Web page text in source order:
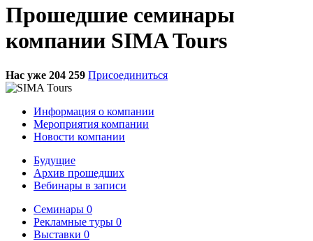
Прошедшие семинары
компании SIMA Tours
Нас уже 204 259 Присоединиться
Информация о компании
Мероприятия компании
Новости компании
Будущие
Архив прошедших
Вебинары в записи
Семинары 0
Рекламные туры 0
Выставки 0